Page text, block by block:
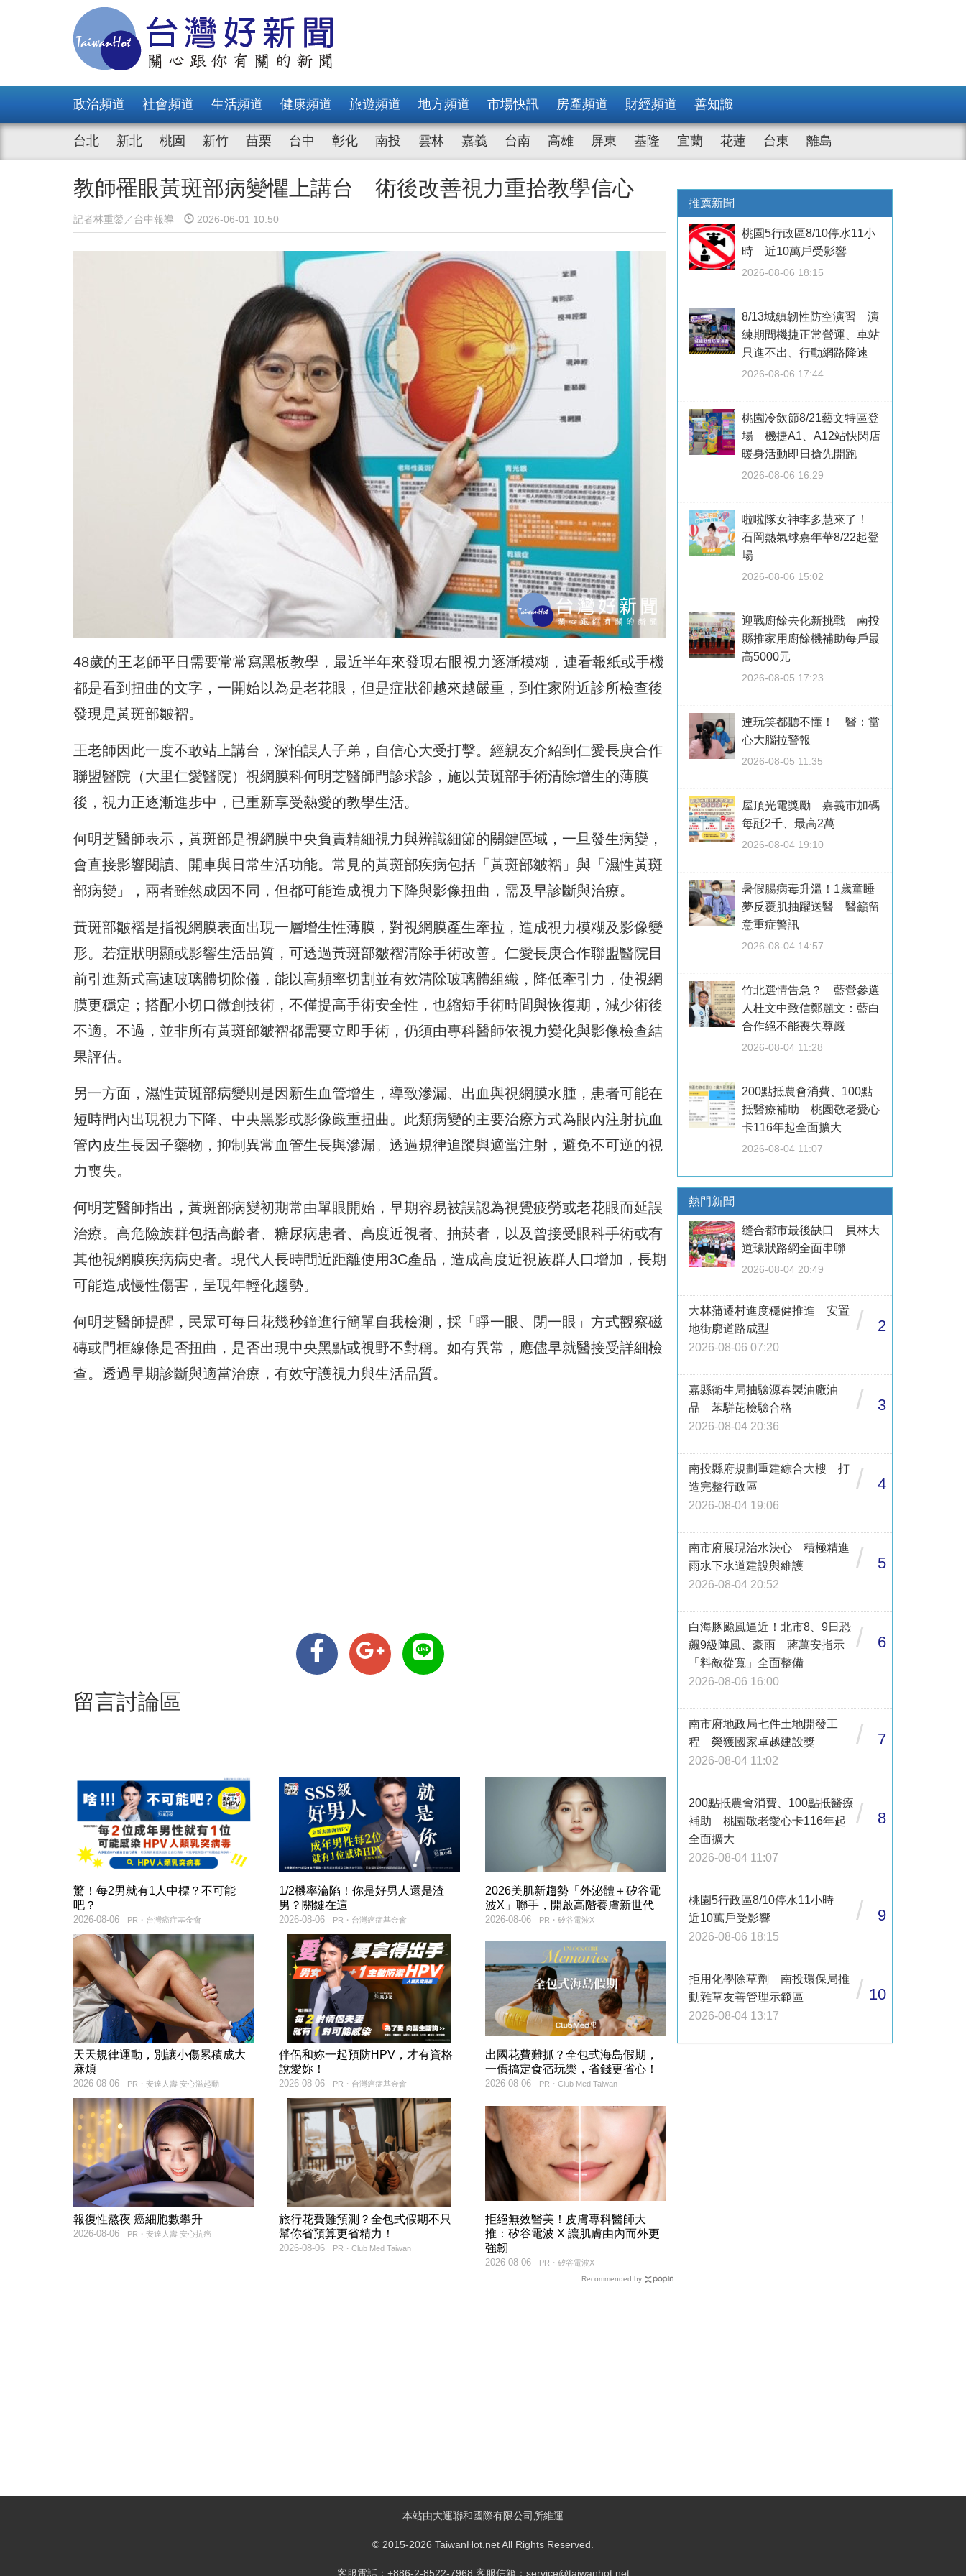
政治頻道 社會頻道 生活頻道 健康頻道 旅遊頻道 地方頻道 市場快訊 房產頻道 財經頻道 善知識
台北 新北 桃園 新竹 苗栗 台中 彰化 南投 雲林 嘉義 台南 高雄 屏東 基隆 宜蘭 花蓮 台東 離島
教師罹眼黃斑部病變懼上講台 術後改善視力重拾教學信心
記者林重鎣／台中報導 2026-06-01 10:50
48歲的王老師平日需要常常寫黑板教學， 最近半年來發現右眼視力逐漸模糊， 連看報紙或手機
都是看到扭曲的文字，一開始以為是老花眼， 但是症狀卻越來越嚴重，到住家附近診所檢查後
發現是黃斑部皺褶。
王老師因此一度不敢站上講台，深怕誤人子弟，自信心大受打擊。 經親友介紹到仁愛長庚合作
聯盟醫院（大里仁愛醫院）視網膜科何明芝醫師門診求診，施以黃斑部手術清除增生的薄膜
後， 視力正逐漸進步中，已重新享受熱愛的教學生活。
何明芝醫師表示， 黃斑部是視網膜中央負責精細視力與辨識細節的關鍵區域， 一旦發生病變，
會直接影響閱讀、開車與日常生活功能。 常見的黃斑部疾病包括「黃斑部皺褶」與「濕性黃斑
部病變」， 兩者雖然成因不同，但都可能造成視力下降與影像扭曲， 需及早診斷與治療。
黃斑部皺褶是指視網膜表面出現一層增生性薄膜， 對視網膜產生牽拉，造成視力模糊及影像變
形。 若症狀明顯或影響生活品質，可透過黃斑部皺褶清除手術改善。 仁愛長庚合作聯盟醫院目
前引進新式高速玻璃體切除儀， 能以高頻率切割並有效清除玻璃體組織，降低牽引力， 使視網
膜更穩定；搭配小切口微創技術，不僅提高手術安全性， 也縮短手術時間與恢復期，減少術後
不適。不過， 並非所有黃斑部皺褶都需要立即手術， 仍須由專科醫師依視力變化與影像檢查結
果評估。
另一方面，濕性黃斑部病變則是因新生血管增生， 導致滲漏、出血與視網膜水腫，患者可能在
短時間內出現視力下降、 中央黑影或影像嚴重扭曲。 此類病變的主要治療方式為眼內注射抗血
管內皮生長因子藥物， 抑制異常血管生長與滲漏。透過規律追蹤與適當注射， 避免不可逆的視
力喪失。
何明芝醫師指出，黃斑部病變初期常由單眼開始， 早期容易被誤認為視覺疲勞或老花眼而延誤
治療。 高危險族群包括高齡者、糖尿病患者、高度近視者、抽菸者， 以及曾接受眼科手術或有
其他視網膜疾病病史者。 現代人長時間近距離使用3C產品，造成高度近視族群人口增加， 長期
可能造成慢性傷害，呈現年輕化趨勢。
何明芝醫師提醒，民眾可每日花幾秒鐘進行簡單自我檢測， 採「睜一眼、閉一眼」方式觀察磁
磚或門框線條是否扭曲， 是否出現中央黑點或視野不對稱。如有異常， 應儘早就醫接受詳細檢
查。透過早期診斷與適當治療， 有效守護視力與生活品質。
留言討論區
驚！每2男就有1人中標？不可能
吧？
PR・台灣癌症基金會
2026-08-06
1/2機率淪陷！你是好男人還是渣
男？關鍵在這
PR・台灣癌症基金會
2026-08-06
2026美肌新趨勢「外泌體＋矽谷電
波X」聯手，開啟高階養膚新世代
PR・矽谷電波X
2026-08-06
天天規律運動，別讓小傷累積成大
麻煩
PR・安達人壽 安心溢起動
2026-08-06
伴侶和妳一起預防HPV，才有資格
說愛妳！
PR・台灣癌症基金會
2026-08-06
出國花費難抓？全包式海島假期，
一價搞定食宿玩樂，省錢更省心！
PR・Club Med Taiwan
2026-08-06
報復性熬夜 癌細胞數攀升
PR・安達人壽 安心抗癌
2026-08-06
旅行花費難預測？全包式假期不只
幫你省預算更省精力！
PR・Club Med Taiwan
2026-08-06
拒絕無效醫美！皮膚專科醫師大
推：矽谷電波 X 讓肌膚由內而外更
強韌
PR・矽谷電波X
2026-08-06
Recommended by
推薦新聞
桃園5行政區8/10停水11小
時 近10萬戶受影響
2026-08-06 18:15
8/13城鎮韌性防空演習 演
練期間機捷正常營運、車站
只進不出、行動網路降速
2026-08-06 17:44
桃園冷飲節8/21藝文特區登
場 機捷A1、A12站快閃店
暖身活動即日搶先開跑
2026-08-06 16:29
啦啦隊女神李多慧來了！
石岡熱氣球嘉年華8/22起登
場
2026-08-06 15:02
迎戰廚餘去化新挑戰 南投
縣推家用廚餘機補助每戶最
高5000元
2026-08-05 17:23
連玩笑都聽不懂！ 醫：當
心大腦拉警報
2026-08-05 11:35
屋頂光電獎勵 嘉義市加碼
每瓩2千、最高2萬
2026-08-04 19:10
暑假腸病毒升溫！1歲童睡
夢反覆肌抽躍送醫 醫籲留
意重症警訊
2026-08-04 14:57
竹北選情告急？ 藍營參選
人杜文中致信鄭麗文：藍白
合作絕不能喪失尊嚴
2026-08-04 11:28
200點抵農會消費、100點
抵醫療補助 桃園敬老愛心
卡116年起全面擴大
2026-08-04 11:07
熱門新聞
縫合都市最後缺口 員林大
道環狀路網全面串聯
2026-08-04 20:49
大林蒲遷村進度穩健推進 安置
地街廓道路成型
2026-08-06 07:20
/ 2
嘉縣衛生局抽驗源春製油廠油
品 苯駢芘檢驗合格
2026-08-04 20:36
/ 3
南投縣府規劃重建綜合大樓 打
造完整行政區
2026-08-04 19:06
/ 4
南市府展現治水決心 積極精進
雨水下水道建設與維護
2026-08-04 20:52
/ 5
白海豚颱風逼近！北市8、9日恐
飆9級陣風、豪雨 蔣萬安指示
「料敵從寬」全面整備
2026-08-06 16:00
/ 6
南市府地政局七件土地開發工
程 榮獲國家卓越建設獎
2026-08-04 11:02
/ 7
200點抵農會消費、100點抵醫療
補助 桃園敬老愛心卡116年起
全面擴大
2026-08-04 11:07
/ 8
桃園5行政區8/10停水11小時
近10萬戶受影響
2026-08-06 18:15
/ 9
拒用化學除草劑 南投環保局推
動雜草友善管理示範區
2026-08-04 13:17
/ 10
本站由大運聯和國際有限公司所維運
© 2015-2026 TaiwanHot.net All Rights Reserved.
客服電話：+886-2-8522-7968 客服信箱：service@taiwanhot.net